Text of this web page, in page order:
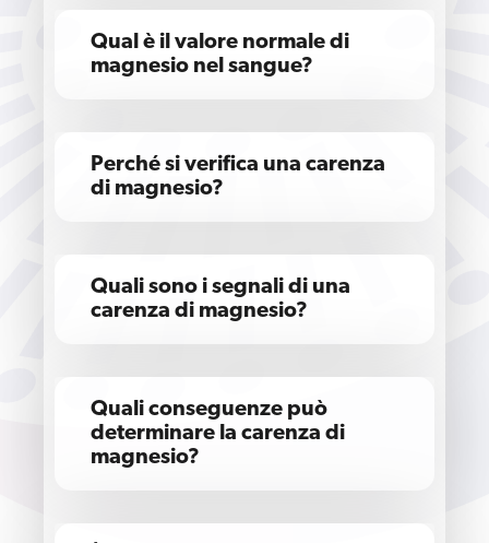
Qual è il valore normale di
magnesio nel sangue?
Perché si verifica una carenza
di magnesio?
Quali sono i segnali di una
carenza di magnesio?
Quali conseguenze può
determinare la carenza di
magnesio?